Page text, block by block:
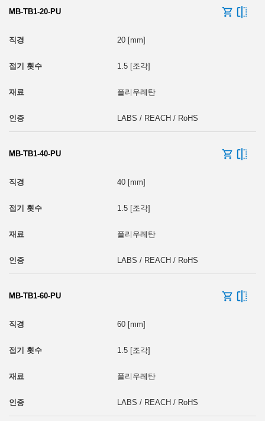
MB-TB1-20-PU
20 [mm]
1.5 [조각]
폴리우레탄
LABS / REACH / RoHS
MB-TB1-40-PU
40 [mm]
1.5 [조각]
폴리우레탄
LABS / REACH / RoHS
MB-TB1-60-PU
60 [mm]
1.5 [조각]
폴리우레탄
LABS / REACH / RoHS